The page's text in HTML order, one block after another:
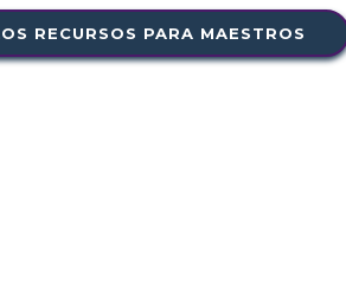
RECURSOS PARA MAESTROS